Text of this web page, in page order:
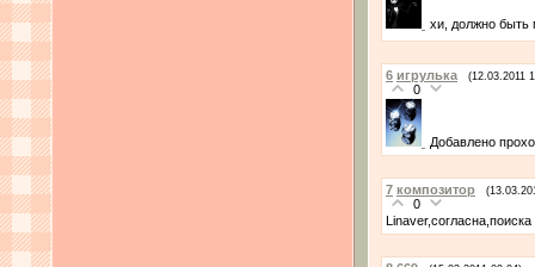
хи, должно быть
6 игрулька (12.03.2011
0
Добавлено
7 композитор
0